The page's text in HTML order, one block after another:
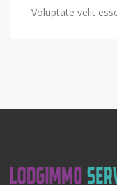
Voluptate velit